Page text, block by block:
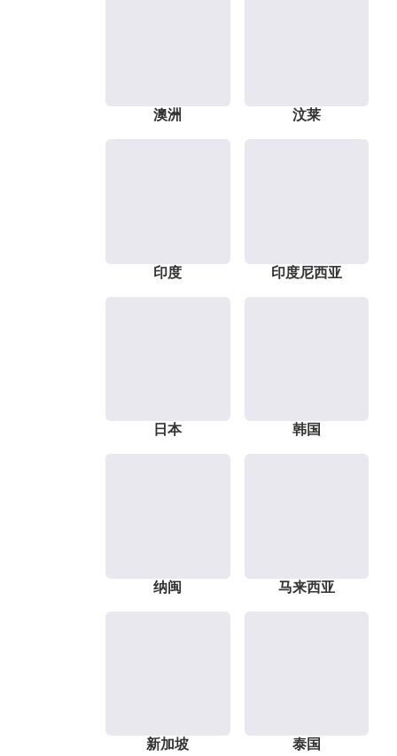
澳洲 汶莱
印度 印度尼西亚
日本 韩国
纳闽 马来西亚
新加坡 泰国